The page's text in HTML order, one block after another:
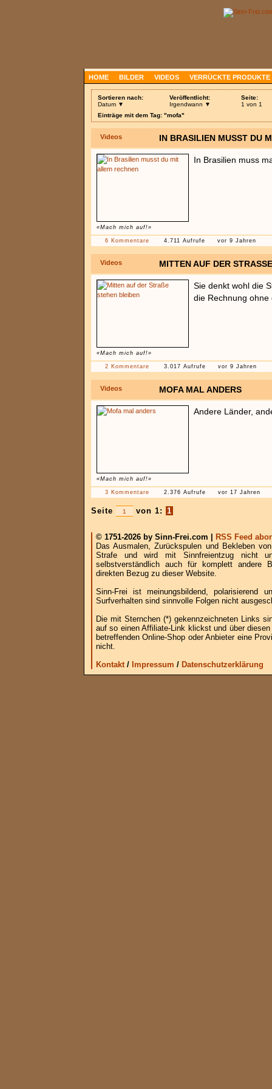
HOME BILDER VIDEOS VERRÜCKTE PRODUKTE
Sortieren nach:
Datum ▼
Veröffentlicht:
Irgendwann ▼
Seite:
1 von 1
Einträge mit dem Tag: "mofa"
Videos IN BRASILIEN MUSST DU
«Mach mich auf!»
In Brasilien muss
6 Kommentare 4.711 Aufrufe vor 9 Jahren
Videos MITTEN AUF DER
«Mach mich auf!»
Sie denkt wohl die
die Rechnung
2 Kommentare 3.017 Aufrufe vor 9 Jahren
Videos MOFA MAL ANDERS
«Mach mich auf!»
Andere Länder,
3 Kommentare 2.376 Aufrufe vor 17 Jahren
Seite von 1: 1
© 1751-2026 by Sinn-Frei.com |
RSS Feed
Das Ausmalen, Zurückspulen und Bekleben
Strafe und wird mit Sinnfreientzug nicht
selbstverständlich auch für komplett andere
direkten Bezug zu dieser Website.
Sinn-Frei ist meinungsbildend, polarisierend
Surfverhalten sind sinnvolle Folgen nicht
Die mit Sternchen (*) gekennzeichneten Links
auf so einen Affiliate-Link klickst und über
betreffenden Online-Shop oder Anbieter eine
nicht.
Kontakt/ Impressum / Datenschutzerklärung